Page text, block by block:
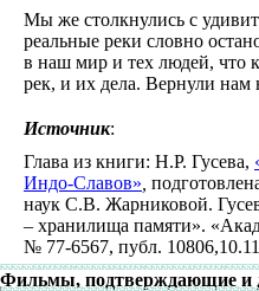
Мы же столкнулись с
реальные реки словно
в наш мир и тех людей, что
рек, и их дела. Вернули нам
Источник:
Глава из книги: Н.Р. Гусева,
Индо-Славов»
наук С.В. Жарниковой.
– хранилища памяти».
№ 77-6567, публ.
Фильмы, подтверждающие и